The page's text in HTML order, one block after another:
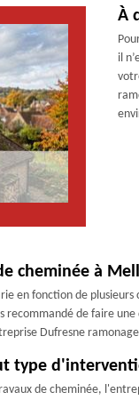
À
il
cheminée à
en fonction de
de faire
Dufresne
type
de cheminée,